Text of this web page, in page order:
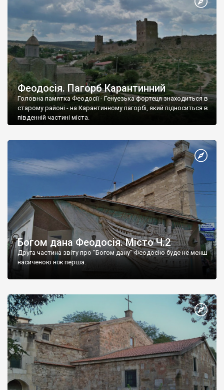
Феодосія. Пагорб Карантинний
Головна памятка Феодосії - Генуезька фортеця знаходиться в
старому районі - на Карантинному пагорбі, який підноситься в
південній частині міста.
Богом дана Феодосія. Місто Ч.2
Друга частина звіту про "Богом дану" Феодосію буде не менш
насиченою ніж перша.